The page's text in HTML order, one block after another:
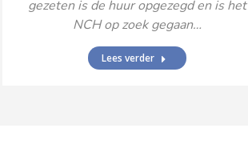
gezeten is de huur opgezegd en is het
NCH op zoek gegaan…
Lees verder